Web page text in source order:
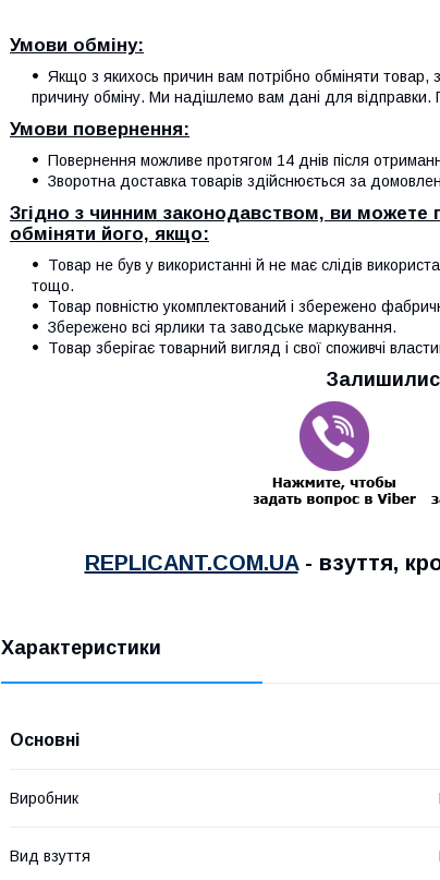
Умови обміну:
Якщо з якихось причин вам потрібно обміняти товар,
причину обміну. Ми надішлемо вам дані для відправки.
Умови повернення:
Повернення можливе протягом 14 днів після
Зворотна доставка товарів здійснюється за
Згідно з чинним законодавством, ви можете
обміняти його, якщо:
Товар не був у використанні й не має слідів
тощо.
Товар повністю укомплектований і збережено
Збережено всі ярлики та заводське маркування.
Товар зберігає товарний вигляд і свої споживчі
REPLICANT.COM.UA - взуття,
Характеристики
Основні
Виробник
Вид взуття